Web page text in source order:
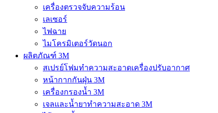
เครื่องตรวจจับความร้อน
เลเซอร์
ไฟฉาย
ไมโครมิเตอร์วัดนอก
ผลิตภัณฑ์ 3M
สเปรย์โฟมทำความสะอาดเครื่องปรับอากาศ
หน้ากากกันฝุ่น 3M
เครื่องกรองน้ำ 3M
เจลและน้ำยาทำความสะอาด 3M